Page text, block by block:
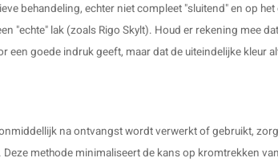
behandeling, echter niet compleet "sluitend" en op
"echte" lak (zoals Rigo Skylt). Houd er rekening mee
een goede indruk geeft, maar dat de uiteindelijke kleur
na ontvangst wordt verwerkt of gebruikt,
methode minimaliseert de kans op kromtrekken